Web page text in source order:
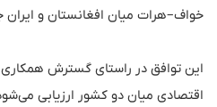
خواف–هرات میان افغانستان و ایران
این توافق در راستای گسترش
اقتصادی میان دو کشور ارزیابی